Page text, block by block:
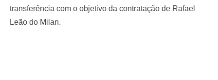
transferência com o objetivo da contratação de Rafael
Leão do Milan.